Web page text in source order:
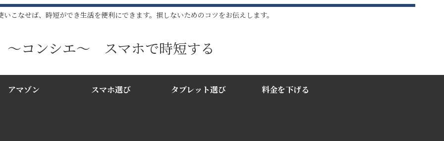
いこなせば、時短ができ生活を便利にできます。損しないためのコツをお伝えします。
〜コンシエ〜 スマホで時短する
アマゾン スマホ選び タブレット選び 料金を下げる